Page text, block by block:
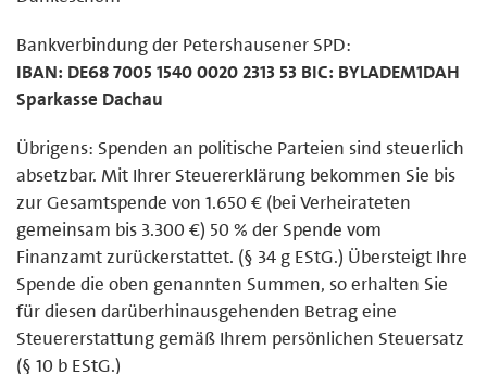
Bankverbindung der Petershausener SPD:
IBAN: DE68 7005 1540 0020 2313 53 BIC: BYLADEM1DAH
Sparkasse Dachau
Übrigens: Spenden an politische Parteien sind steuerlich
absetzbar. Mit Ihrer Steuererklärung bekommen Sie bis
zur Gesamtspende von 1.650 € (bei Verheirateten
gemeinsam bis 3.300 €) 50 % der Spende vom
Finanzamt zurückerstattet. (§ 34 g EStG.) Übersteigt Ihre
Spende die oben genannten Summen, so erhalten Sie
für diesen darüberhinausgehenden Betrag eine
Steuererstattung gemäß Ihrem persönlichen Steuersatz
(§ 10 b EStG.)